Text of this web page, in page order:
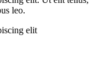
leo.
elit